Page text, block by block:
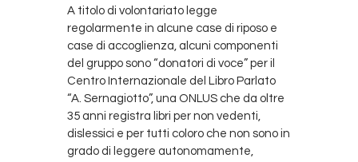
A titolo di volontariato legge
regolarmente in alcune case di riposo e
case di accoglienza, alcuni componenti
del gruppo sono “donatori di voce” per il
Centro Internazionale del Libro Parlato
“A. Sernagiotto”, una ONLUS che da oltre
35 anni registra libri per non vedenti,
dislessici e per tutti coloro che non sono in
grado di leggere autonomamente,